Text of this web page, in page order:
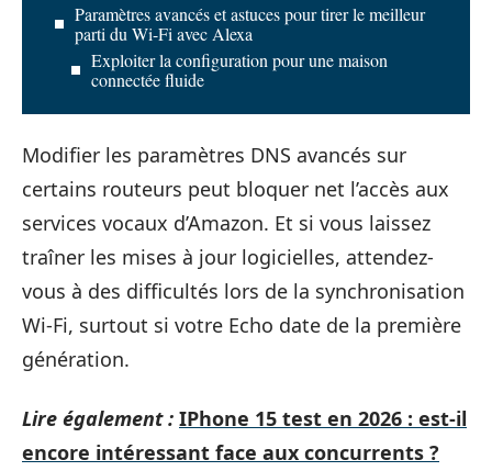
Paramètres avancés et astuces pour tirer le meilleur
parti du Wi-Fi avec Alexa
Exploiter la configuration pour une maison
connectée fluide
Modifier les paramètres DNS avancés sur
certains routeurs peut bloquer net l’accès aux
services vocaux d’Amazon. Et si vous laissez
traîner les mises à jour logicielles, attendez-
vous à des difficultés lors de la synchronisation
Wi-Fi, surtout si votre Echo date de la première
génération.
Lire également : IPhone 15 test en 2026 : est-il
encore intéressant face aux concurrents ?